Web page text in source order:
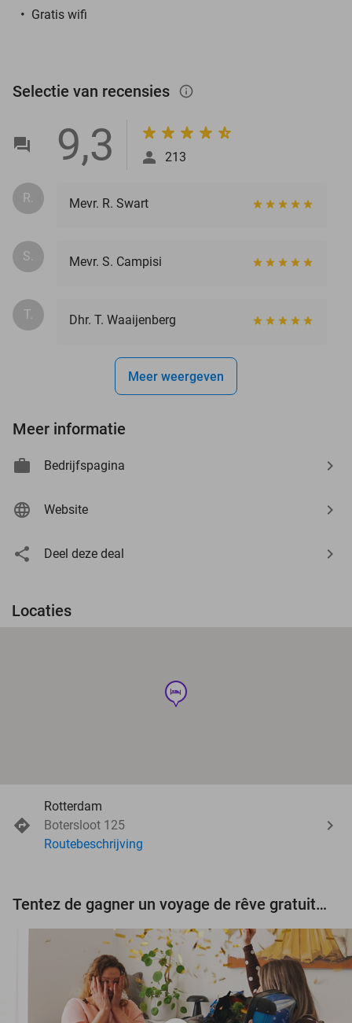
Gratis wifi
Selectie van recensies info_outlined
9,3 213
R. Mevr. R. Swart
S. Mevr. S. Campisi
T. Dhr. T. Waaijenberg
Meer weergeven
Meer informatie
Bedrijfspagina
Website
Deel deze deal
Locaties
hotel
Rotterdam
Botersloot 125
Routebeschrijving
Tentez de gagner un voyage de rêve gratuit d'une valeur de 3.000 € !